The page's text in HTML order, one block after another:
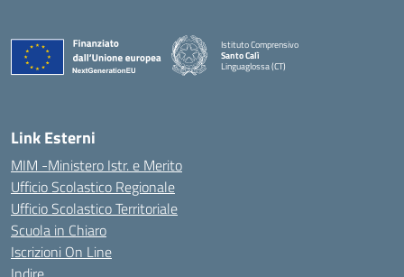
Istituto Comprensivo
Santo Calì
Linguaglossa (CT)
— Visita la pagina iniziale della scuola
Link Esterni
MIM -Ministero Istr. e Merito
Ufficio Scolastico Regionale
Ufficio Scolastico Territoriale
Scuola in Chiaro
Iscrizioni On Line